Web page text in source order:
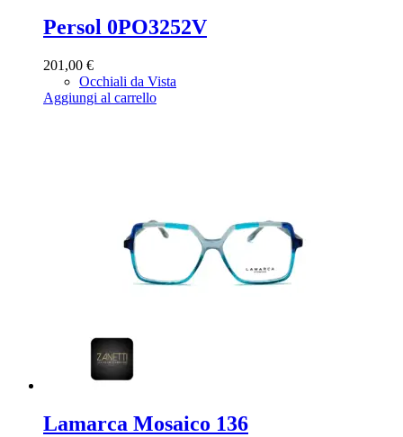
Persol 0PO3252V
201,00 €
Occhiali da Vista
Aggiungi al carrello
Lamarca Mosaico 136